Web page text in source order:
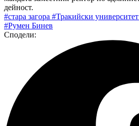
дейност.
#стара загора #Тракийски университет
#Румен Бинев
Сподели: